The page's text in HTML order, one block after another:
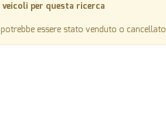
veicoli per questa ricerca
essere stato venduto o cancellato